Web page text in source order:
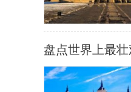
盘点世界上最